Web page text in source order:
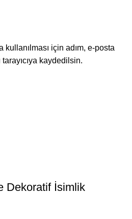
kullanılması için adım, e-posta
kaydedilsin.
Dekoratif İsimlik